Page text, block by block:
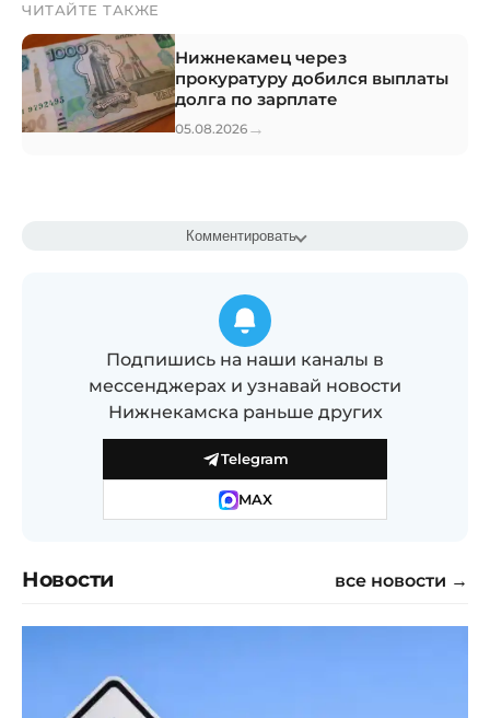
ЧИТАЙТЕ ТАКЖЕ
Нижнекамец через
прокуратуру добился выплаты
долга по зарплате
05.08.2026 →
Комментировать
Подпишись на наши каналы в
мессенджерах и узнавай новости
Нижнекамска раньше других
Telegram
MAX
Новости все новости →